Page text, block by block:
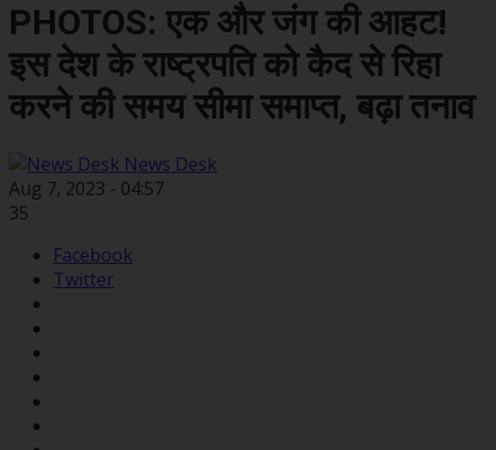
PHOTOS: एक और जंग की आहट!
इस देश के राष्ट्रपति को कैद से रिहा
करने की समय सीमा समाप्त, बढ़ा तनाव
News Desk
Aug 7, 2023 - 04:57
35
Facebook
Twitter